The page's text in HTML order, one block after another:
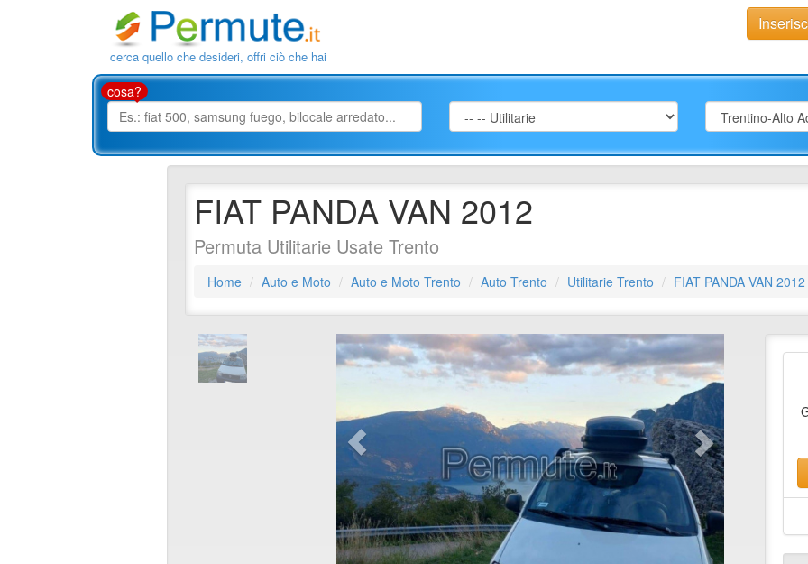
cerca quello che desideri, offri ciò che hai
cosa?
FIAT PANDA VAN 2012
Permuta Utilitarie Usate Trento
Home Auto e Moto Auto e Moto Trento Auto Trento Utilitarie Trento FIAT PANDA VAN 2012